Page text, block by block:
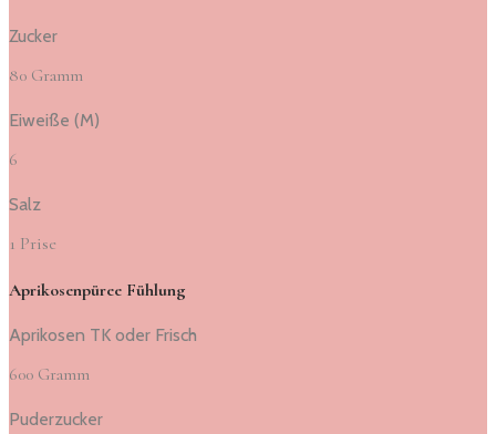
Zucker
80 Gramm
Eiweiße (M)
6
Salz
1 Prise
Aprikosenpüree Fühlung
Aprikosen TK oder Frisch
600 Gramm
Puderzucker